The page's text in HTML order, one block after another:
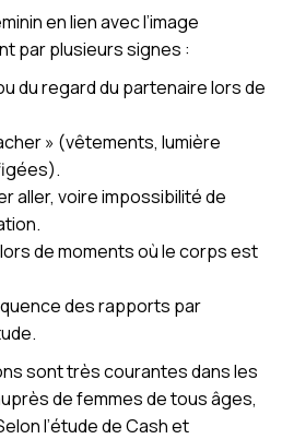
en lien avec l’image
par plusieurs signes :
du regard du partenaire lors de
» (vêtements, lumière
aller, voire impossibilité de
de moments où le corps est
des rapports par
sont très courantes dans les
de femmes de tous âges,
l’étude de Cash et